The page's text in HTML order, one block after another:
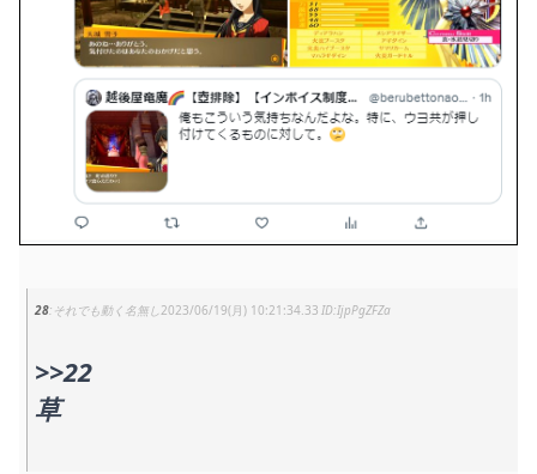
28 それでも動く名無し2023/06/19(月) 10:21:34.33 IjpPgZFZa
>>22
草